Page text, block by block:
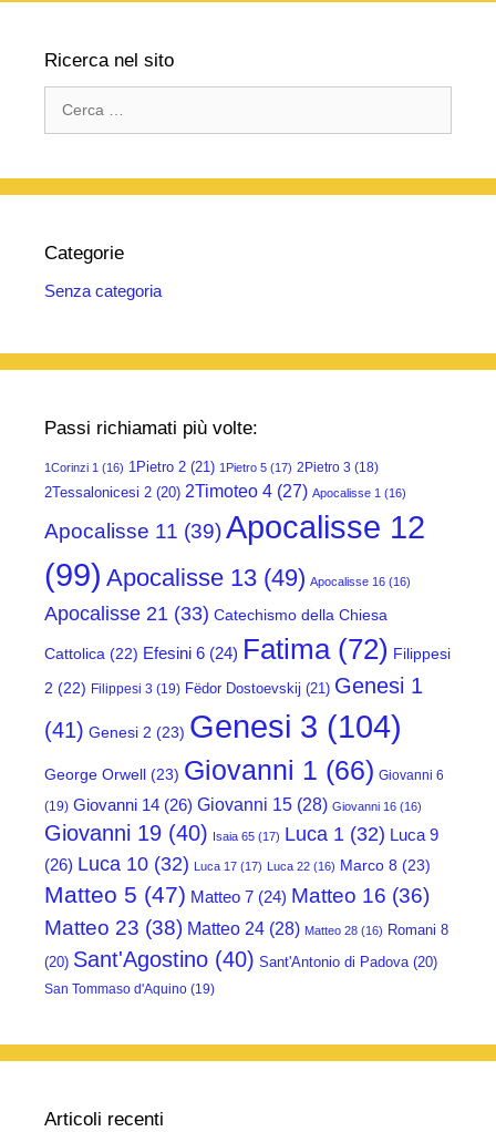
Ricerca nel sito
per:
Categorie
Senza categoria
Passi richiamati più volte:
1Corinzi 1 (16) 1Pietro 2 (21) 1Pietro 5 (17) 2Pietro 3 (18)
2Tessalonicesi 2 (20) 2Timoteo 4 (27) Apocalisse 1 (16)
Apocalisse 11 (39)Apocalisse 12
(99) Apocalisse 13 (49) Apocalisse 16 (16)
Apocalisse 21 (33) Catechismo della Chiesa
Cattolica (22) Efesini 6 (24) Fatima(72) Filippesi
2 (22) Filippesi 3 (19) Fëdor Dostoevskij (21) Genesi 1
(41) Genesi 2 (23) Genesi 3 (104)
George Orwell (23) Giovanni 1 (66) Giovanni 6
(19) Giovanni 14 (26) Giovanni 15 (28) Giovanni 16 (16)
Giovanni 19 (40) Isaia 65 (17) Luca 1 (32) Luca 9
(26) Luca 10 (32) Luca 17 (17) Luca 22 (16) Marco 8 (23)
Matteo 5 (47) Matteo 7 (24) Matteo 16 (36)
Matteo 23 (38) Matteo 24 (28) Matteo 28 (16) Romani 8
(20) Sant'Agostino (40) Sant'Antonio di Padova(20)
San Tommaso d'Aquino (19)
Articoli recenti